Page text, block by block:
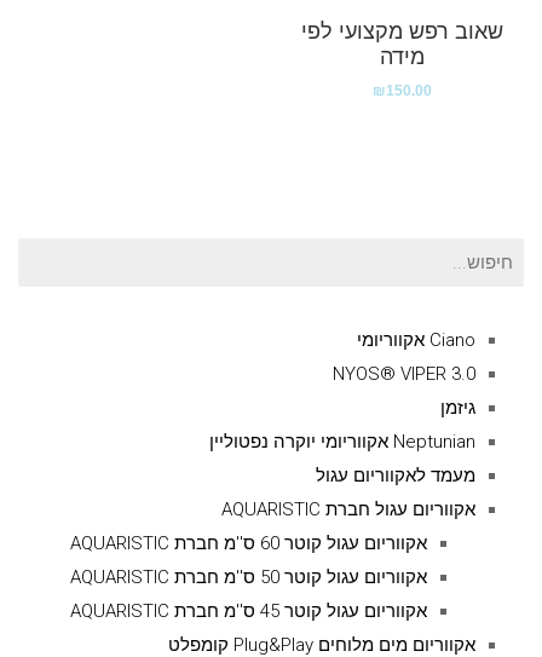
שאוב רפש מקצועי לפי
מידה
₪150.00
חיפוש
Ciano אקווריומי
NYOS® VIPER 3.0
גיזמן
Neptunian אקווריומי יוקרה נפטוליין
מעמד לאקווריום עגול
אקווריום עגול חברת AQUARISTIC
אקווריום עגול קוטר 60 ס''מ חברת AQUARISTIC
אקווריום עגול קוטר 50 ס''מ חברת AQUARISTIC
אקווריום עגול קוטר 45 ס''מ חברת AQUARISTIC
אקווריום מים מלוחים Plug&Play קומפלט